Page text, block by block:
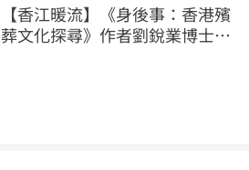
【香江暖流】《身後事：香港殯
葬文化探尋》作者劉銳業博士專